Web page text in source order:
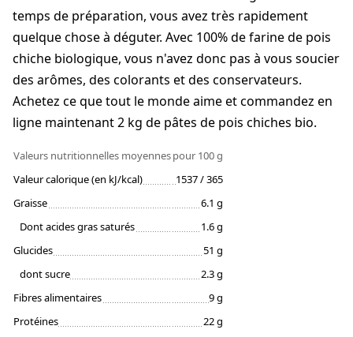
temps de préparation, vous avez très rapidement
quelque chose à déguter. Avec 100% de farine de pois
chiche biologique, vous n'avez donc pas à vous soucier
des arômes, des colorants et des conservateurs.
Achetez ce que tout le monde aime et commandez en
ligne maintenant 2 kg de pâtes de pois chiches bio.
Valeurs nutritionnelles moyennespour 100 g
Valeur calorique (en kJ/kcal)
1537 / 365
Graisse
6.1 g
Dont acides gras saturés
1.6 g
Glucides
51 g
dont sucre
2.3 g
Fibres alimentaires
9 g
Protéines
22 g